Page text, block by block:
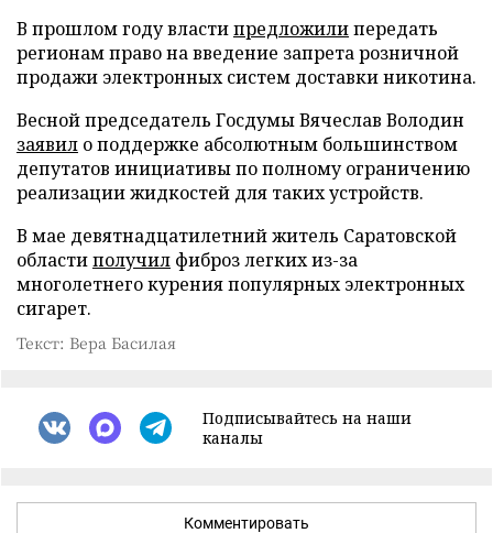
В прошлом году властипредложилипередать
регионам право на введение запрета розничной
продажи электронных систем доставки никотина.
Весной председатель Госдумы Вячеслав Володин
заявил о поддержке абсолютным большинством
депутатов инициативы по полному ограничению
реализации жидкостей для таких устройств.
В мае девятнадцатилетний житель Саратовской
областиполучил фиброз легких из-за
многолетнего курения популярных электронных
сигарет.
Текст: Вера Басилая
Подписывайтесь на наши
каналы
Комментировать